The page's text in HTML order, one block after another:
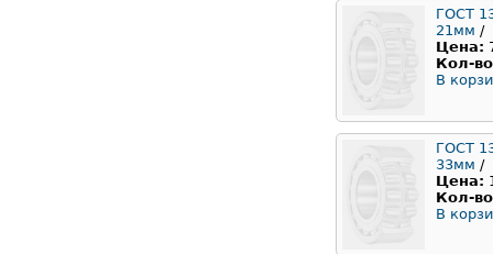
ГОСТ
21мм /
Цена:
Кол-
В
ГОСТ
33мм /
Цена:
Кол-
В